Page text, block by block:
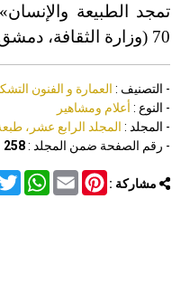
تمجد الطبيعة
70 (وزارة الثقافة، دمشق 2004).
- التصنيف : العمارة و الفنون
- النوع : أعلام ومشاهير
- المجلد : المجلد الرابع عشر، طبعة 2006،
- رقم الصفحة ضمن المجلد :258
مشاركة : Email
Pinterest